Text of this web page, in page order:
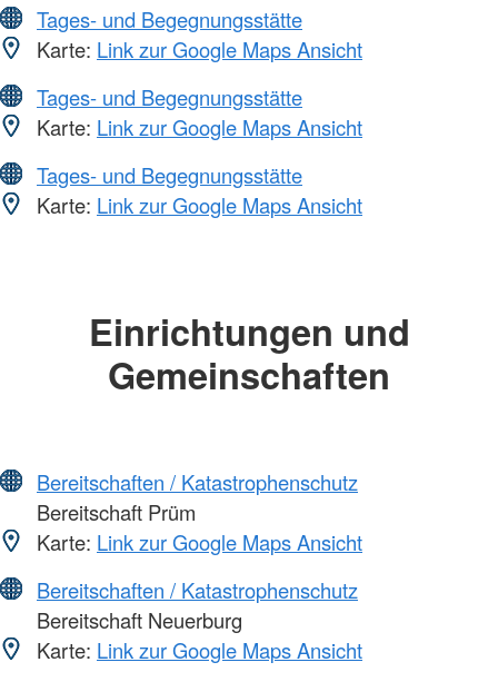
Tages- und Begegnungsstätte
Karte: Link zur Google Maps Ansicht
Tages- und Begegnungsstätte
Karte: Link zur Google Maps Ansicht
Tages- und Begegnungsstätte
Karte: Link zur Google Maps Ansicht
Einrichtungen und
Gemeinschaften
Bereitschaften / Katastrophenschutz
Bereitschaft Prüm
Karte: Link zur Google Maps Ansicht
Bereitschaften / Katastrophenschutz
Bereitschaft Neuerburg
Karte: Link zur Google Maps Ansicht